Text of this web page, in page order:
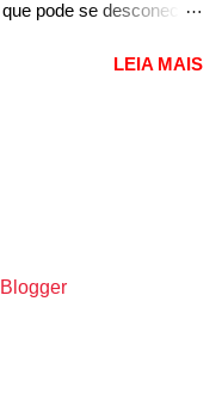
já pode ser solucionado
disse que “foi
ao condutor do
pode se desconectar
recall que envolve o trio
produzida em fevereiro
LEIA MAIS